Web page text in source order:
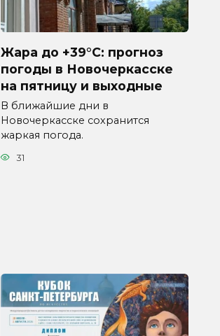
Жара до +39°C: прогноз
погоды в Новочеркасске
на пятницу и выходные
В ближайшие дни в
Новочеркасске сохранится
жаркая погода.
31